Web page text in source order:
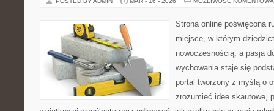
Strona online poświęcona
miejsce, w którym
nowoczesnością, a pasja
wychowania staje się
portal tworzony z myślą o
zrozumieć idee skautowe,